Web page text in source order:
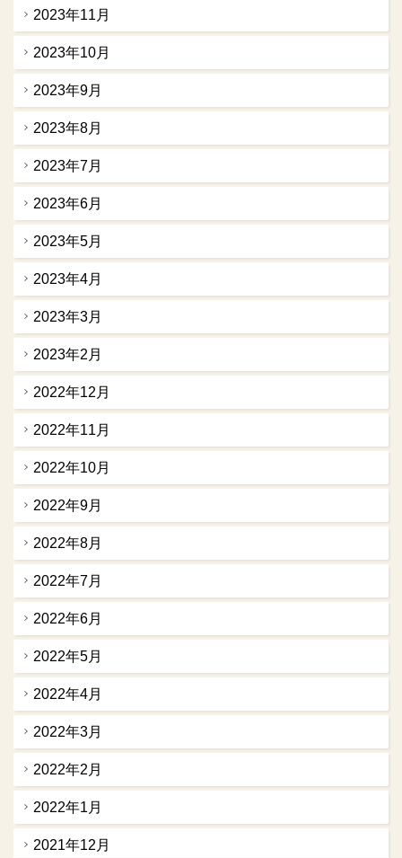
2023年11月
2023年10月
2023年9月
2023年8月
2023年7月
2023年6月
2023年5月
2023年4月
2023年3月
2023年2月
2022年12月
2022年11月
2022年10月
2022年9月
2022年8月
2022年7月
2022年6月
2022年5月
2022年4月
2022年3月
2022年2月
2022年1月
2021年12月